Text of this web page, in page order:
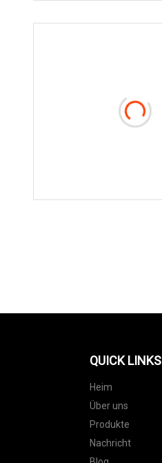
QUICK LINKS
Heim
Über uns
Produkte
Nachricht